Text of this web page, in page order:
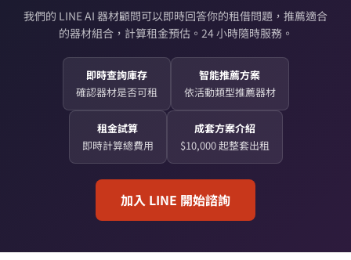
我們的 LINE AI 器材顧問可以即時回答你的租借問題，推薦適合
的器材組合，計算租金預估。24 小時隨時服務。
即時查詢庫存
確認器材是否可租
智能推薦方案
依活動類型推薦器材
租金試算
即時計算總費用
成套方案介紹
$10,000 起整套出租
加入 LINE 開始諮詢